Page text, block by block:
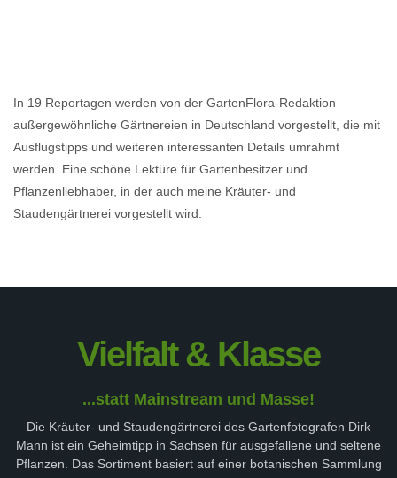
In 19 Reportagen werden von der GartenFlora-Redaktion
außergewöhnliche Gärtnereien in Deutschland vorgestellt, die mit
Ausflugstipps und weiteren interessanten Details umrahmt
werden. Eine schöne Lektüre für Gartenbesitzer und
Pflanzenliebhaber, in der auch meine Kräuter- und
Staudengärtnerei vorgestellt wird.
Vielfalt & Klasse
...statt Mainstream und Masse!
Die Kräuter- und Staudengärtnerei des Gartenfotografen Dirk
Mann ist ein Geheimtipp in Sachsen für ausgefallene und seltene
Pflanzen. Das Sortiment basiert auf einer botanischen Sammlung